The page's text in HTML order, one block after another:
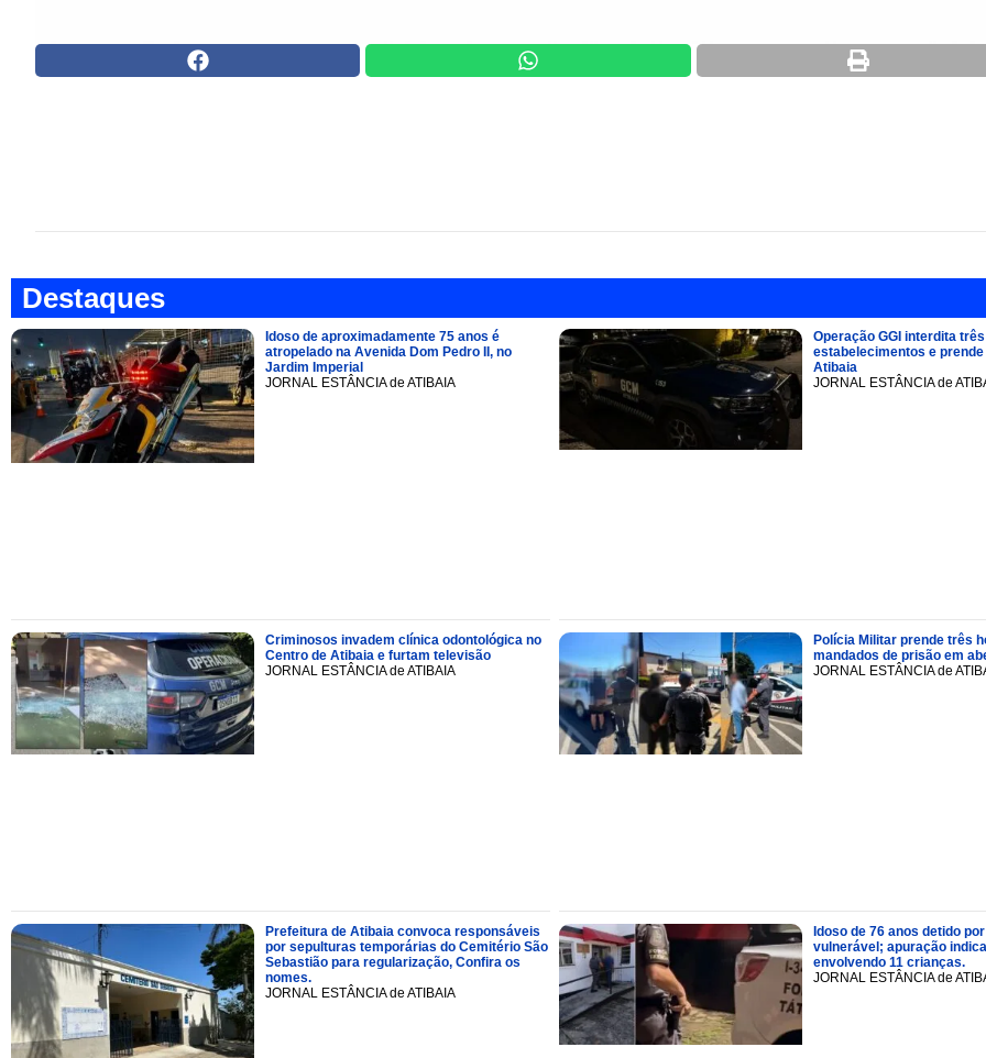
Destaques
Idoso de aproximadamente 75 anos é
atropelado na Avenida Dom Pedro II, no
Jardim Imperial
JORNAL ESTÂNCIA de ATIBAIA
Operação GGI interdita três
estabelecimentos e
Atibaia
JORNAL ESTÂNCIA de
Criminosos invadem clínica odontológica no
Centro de Atibaia e furtam televisão
JORNAL ESTÂNCIA de ATIBAIA
Polícia Militar prende três
mandados de prisão em
JORNAL ESTÂNCIA de
Prefeitura de Atibaia convoca responsáveis
por sepulturas temporárias do Cemitério São
Sebastião para regularização, Confira os
nomes.
JORNAL ESTÂNCIA de ATIBAIA
Idoso de 76 anos detido
vulnerável; apuração
envolvendo 11 crianças.
JORNAL ESTÂNCIA de